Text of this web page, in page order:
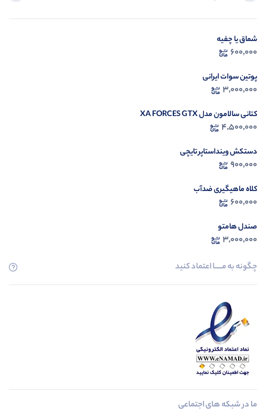
شماق یا چفیه
600,000
پوتین سوات ایرانی
3,000,000
کتانی سالامون مدل XA FORCES GTX
4,500,000
دستکش وینداستاپر تایچی
900,000
کلاه ماهیگیری ضدآب
600,000
صندل هامتو
3,000,000
چگونه به مــــــا اعتماد کنید
ما در شبکه های اجتماعی